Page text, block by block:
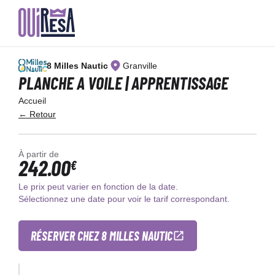
contenu
principal
8 Milles Nautic Granville
PLANCHE A VOILE | APPRENTISSAGE
Accueil
← Retour
À partir de
242.00€
Le prix peut varier en fonction de la date.
Sélectionnez une date pour voir le tarif correspondant.
RÉSERVER CHEZ 8 MILLES NAUTIC